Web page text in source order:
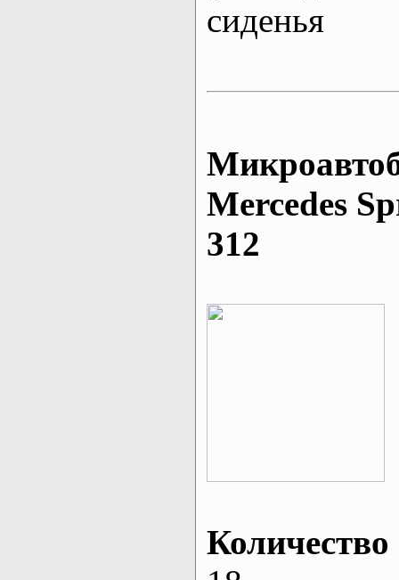
сиденья
Mеrcedes
312
Количество